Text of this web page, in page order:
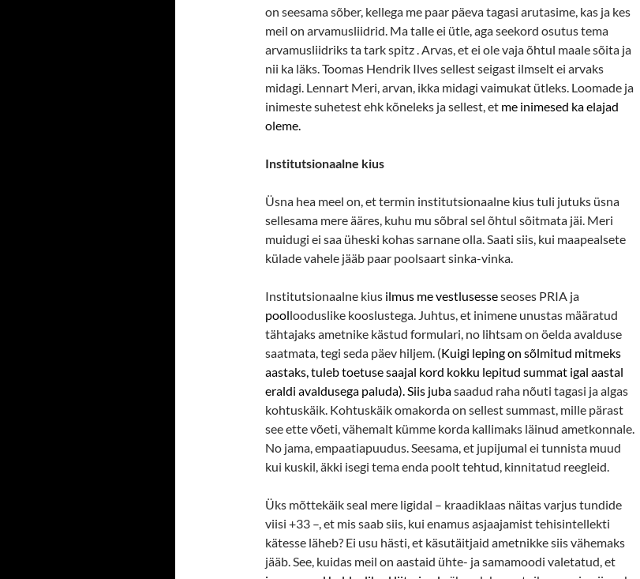
on seesama sõber, kellega me paar päeva tagasi arutasime, kas ja kes
meil on arvamusliidrid. Ma talle ei ütle, aga seekord osutus tema
arvamusliidriks ta tark spitz . Arvas, et ei ole vaja õhtul maale sõita ja
nii ka läks. Toomas Hendrik Ilves sellest seigast ilmselt ei arvaks
midagi. Lennart Meri, arvan, ikka midagi vaimukat ütleks. Loomade ja
inimeste suhetest ehk kõneleks ja sellest, et me inimesed ka elajad
oleme.
Institutsionaalne kius
Üsna hea meel on, et termin institutsionaalne kius tuli jutuks üsna
sellesama mere ääres, kuhu mu sõbral sel õhtul sõitmata jäi. Meri
muidugi ei saa üheski kohas sarnane olla. Saati siis, kui maapealsete
külade vahele jääb paar poolsaart sinka-vinka.
Institutsionaalne kius ilmus me vestlusesseseoses PRIA ja
poollooduslike kooslustega. Juhtus, et inimene unustas määratud
tähtajaks ametnike kästud formulari, no lihtsam on öelda avalduse
saatmata, tegi seda päev hiljem. (Kuigi leping on sõlmitud mitmeks
aastaks, tuleb toetuse saajal kord kokku lepitud summat igal aastal
eraldi avaldusega paluda). Siis jubasaadud raha nõuti tagasi ja algas
kohtuskäik. Kohtuskäik omakorda on sellest summast, mille pärast
see ette võeti, vähemalt kümme korda kallimaks läinud ametkonnale.
No jama, empaatiapuudus. Seesama, et jupijumal ei tunnista muud
kui kuskil, äkki isegi tema enda poolt tehtud, kinnitatud reegleid.
Üks mõttekäik seal mere ligidal – kraadiklaas näitas varjus tundide
viisi +33 –, et mis saab siis, kui enamus asjaajamist tehisintellekti
kätesse läheb? Ei usu hästi, et käsutäitjaid ametnikke siis vähemaks
jääb. See, kuidas meil on aastaid ühte- ja samamoodi valetatud, et